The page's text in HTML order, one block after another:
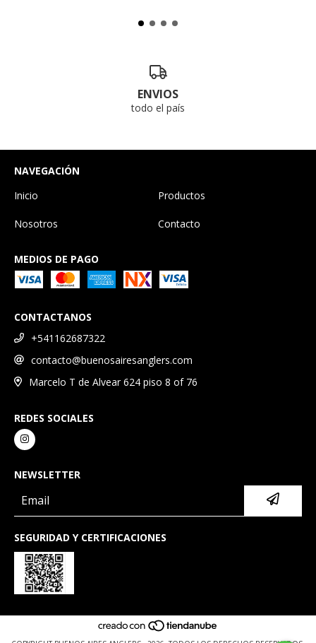
ENVIOS
todo el país
NAVEGACIÓN
Inicio
Productos
Nosotros Contacto
MEDIOS DE PAGO
CONTACTANOS
+541162687322
contacto@buenosairesanglers.com
Marcelo T de Alvear 624 piso 8 of 76
REDES SOCIALES
NEWSLETTER
SEGURIDAD Y CERTIFICACIONES